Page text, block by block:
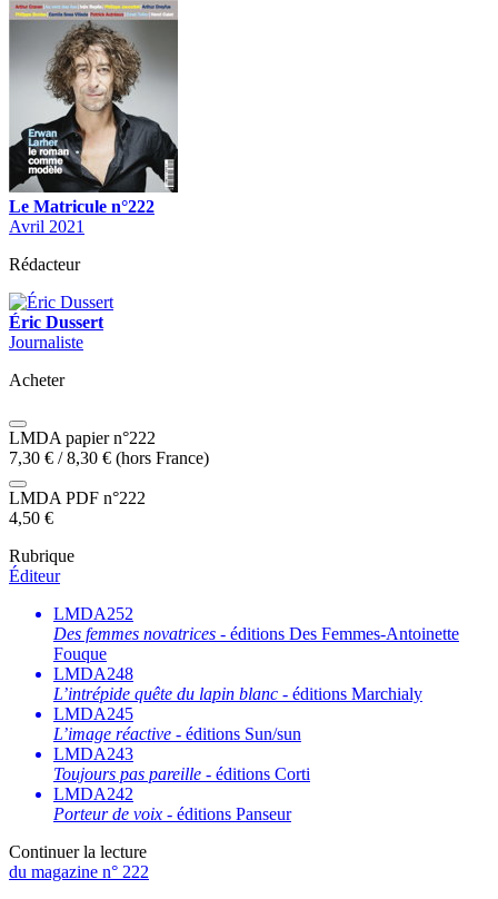
Le Matricule n°222
Avril 2021
Rédacteur
Éric Dussert
Journaliste
Acheter
LMDA papier n°222
7,30 € /8,30 € (hors France)
LMDA PDF n°222
4,50 €
Rubrique
Éditeur
LMDA252
Des femmes novatrices - éditions Des Femmes-Antoinette
Fouque
LMDA248
L’intrépide quête du lapin blanc - éditions Marchialy
LMDA245
L’image réactive - éditions Sun/sun
LMDA243
Toujours pas pareille - éditions Corti
LMDA242
Porteur de voix - éditions Panseur
Continuer la lecture
du magazine n° 222